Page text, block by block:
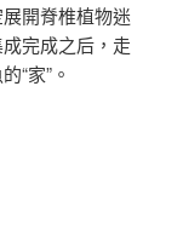
開脊椎植物迷
完成之后，走
“家”。